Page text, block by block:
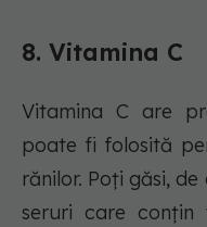
8. Vitamina C
Vitamina C are
poate fi folosită
rănilor. Poți găsi,
seruri care